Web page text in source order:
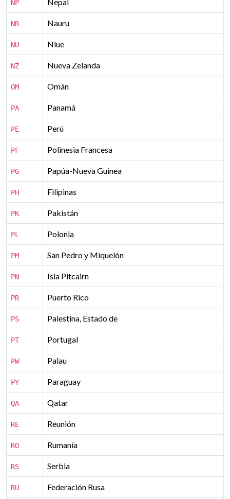
NP
NR Nauru
NU Niue
NZ Nueva Zelanda
OM Omán
PA Panamá
PE Perú
PF Polinesia Francesa
PG Papúa-Nueva Guinea
PH Filipinas
PK Pakistán
PL Polonia
PM San Pedro y Miquelón
PN Isla Pitcairn
PR Puerto Rico
PS Palestina, Estado de
PT Portugal
PW Palau
PY Paraguay
QA Qatar
RE Reunión
RO Rumanía
RS Serbia
RU Federación Rusa